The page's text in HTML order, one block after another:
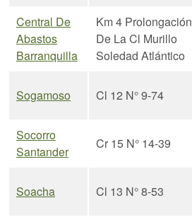
Central De
Abastos
Barranquilla
Km 4 Prolongación
De La Cl Murillo
Soledad Atlántico
Sogamoso Cl 12 N° 9-74
Socorro
Santander
Cr 15 N° 14-39
Soacha Cl 13 N° 8-53